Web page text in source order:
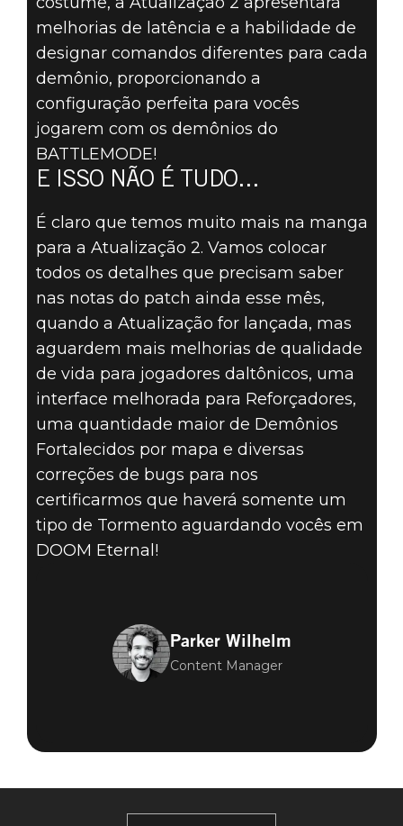
melhorias de latência e a habilidade de
designar comandos diferentes para cada
demônio, proporcionando a
configuração perfeita para vocês
jogarem com os demônios do
BATTLEMODE!
E ISSO NÃO É TUDO...
É claro que temos muito mais na manga
para a Atualização 2. Vamos colocar
todos os detalhes que precisam saber
nas notas do patch ainda esse mês,
quando a Atualização for lançada, mas
aguardem mais melhorias de qualidade
de vida para jogadores daltônicos, uma
interface melhorada para Reforçadores,
uma quantidade maior de Demônios
Fortalecidos por mapa e diversas
correções de bugs para nos
certificarmos que haverá somente um
tipo de Tormento aguardando vocês em
DOOM Eternal!
Parker Wilhelm
Content Manager